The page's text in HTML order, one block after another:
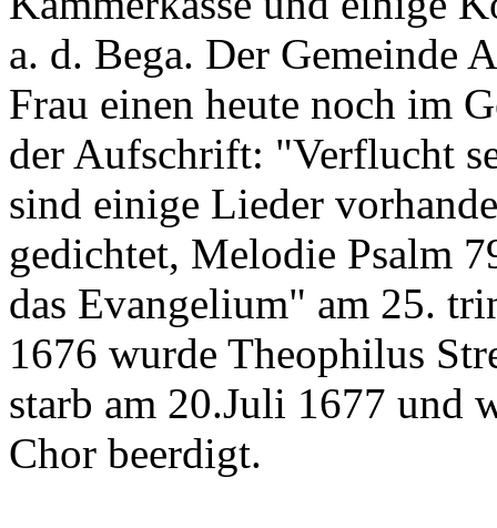
a. d. Bega. Der Gemeinde
Frau einen heute noch im
der Aufschrift: "Verflucht
sind einige Lieder
gedichtet, Melodie Psalm
das Evangelium" am 25.
1676 wurde Theophilus
starb am 20.Juli 1677 und
Chor beerdigt.